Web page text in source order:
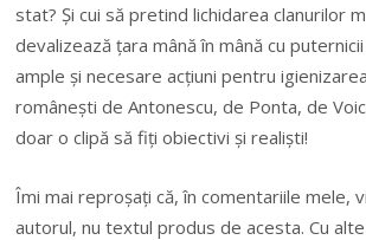
stat? Și cui să pretind lichidarea clanurilor
devalizează țara mână în mână cu
ample și necesare acțiuni pentru
românești de Antonescu, de Ponta, de
doar o clipă să fiți obiectivi și realiști!
Îmi mai reproșați că, în comentariile mele,
autorul, nu textul produs de acesta. Cu